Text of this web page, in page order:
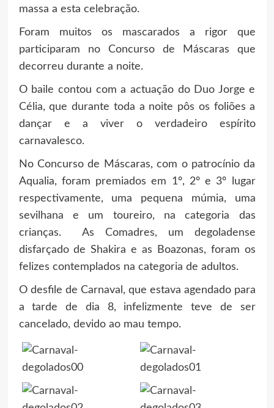
massa a esta celebração.
Foram muitos os mascarados a rigor que
participaram no Concurso de Máscaras que
decorreu durante a noite.
O baile contou com a actuação do Duo Jorge e
Célia, que durante toda a noite pôs os foliões a
dançar e a viver o verdadeiro espírito
carnavalesco.
No Concurso de Máscaras, com o patrocínio da
Aqualia, foram premiados em 1º, 2º e 3º lugar
respectivamente, uma pequena múmia, uma
sevilhana e um toureiro, na categoria das
crianças. As Comadres, um degoladense
disfarçado de Shakira e as Boazonas, foram os
felizes contemplados na categoria de adultos.
O desfile de Carnaval, que estava agendado para
a tarde de dia 8, infelizmente teve de ser
cancelado, devido ao mau tempo.